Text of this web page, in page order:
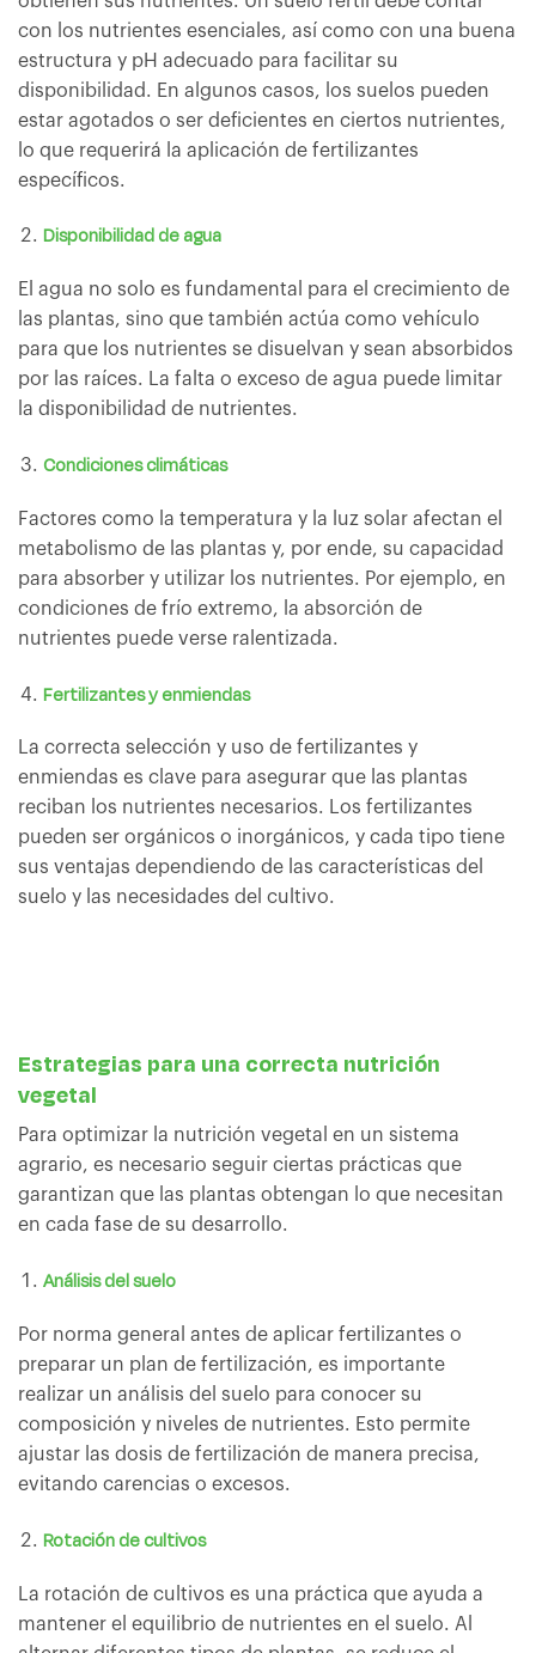
con los nutrientes esenciales, así como con una buena
estructura y pH adecuado para facilitar su
disponibilidad. En algunos casos, los suelos pueden
estar agotados o ser deficientes en ciertos nutrientes,
lo que requerirá la aplicación de fertilizantes
específicos.
Disponibilidad de agua
El agua no solo es fundamental para el crecimiento de
las plantas, sino que también actúa como vehículo
para que los nutrientes se disuelvan y sean absorbidos
por las raíces. La falta o exceso de agua puede limitar
la disponibilidad de nutrientes.
Condiciones climáticas
Factores como la temperatura y la luz solar afectan el
metabolismo de las plantas y, por ende, su capacidad
para absorber y utilizar los nutrientes. Por ejemplo, en
condiciones de frío extremo, la absorción de
nutrientes puede verse ralentizada.
Fertilizantes y enmiendas
La correcta selección y uso de fertilizantes y
enmiendas es clave para asegurar que las plantas
reciban los nutrientes necesarios. Los fertilizantes
pueden ser orgánicos o inorgánicos, y cada tipo tiene
sus ventajas dependiendo de las características del
suelo y las necesidades del cultivo.
Estrategias para una correcta nutrición
vegetal
Para optimizar la nutrición vegetal en un sistema
agrario, es necesario seguir ciertas prácticas que
garantizan que las plantas obtengan lo que necesitan
en cada fase de su desarrollo.
Análisis del suelo
Por norma general antes de aplicar fertilizantes o
preparar un plan de fertilización, es importante
realizar un análisis del suelo para conocer su
composición y niveles de nutrientes. Esto permite
ajustar las dosis de fertilización de manera precisa,
evitando carencias o excesos.
Rotación de cultivos
La rotación de cultivos es una práctica que ayuda a
mantener el equilibrio de nutrientes en el suelo. Al